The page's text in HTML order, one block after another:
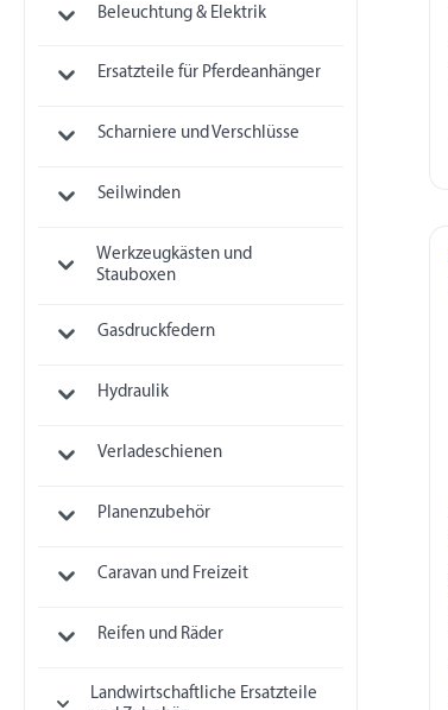
Beleuchtung & Elektrik
Ersatzteile für Pferdeanhänger
Scharniere und Verschlüsse
Seilwinden
Werkzeugkästen und
Stauboxen
Gasdruckfedern
Hydraulik
Verladeschienen
Planenzubehör
Caravan und Freizeit
Reifen und Räder
Landwirtschaftliche Ersatzteile